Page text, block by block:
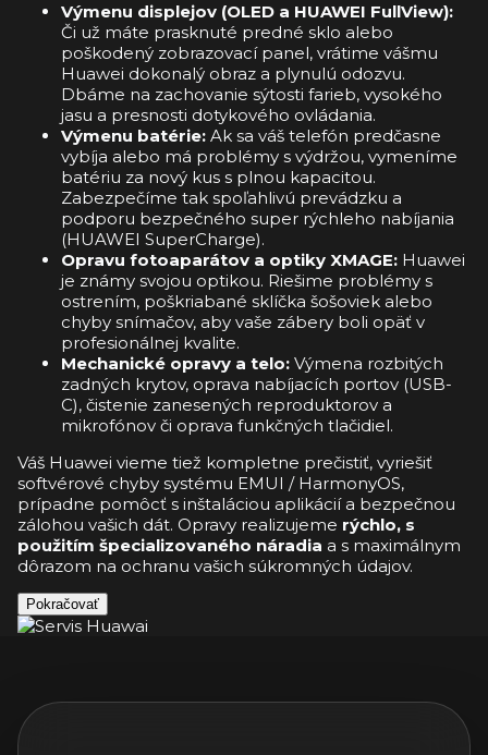
Výmenu displejov (OLED a HUAWEI FullView):
Či už máte prasknuté predné sklo alebo
poškodený zobrazovací panel, vrátime vášmu
Huawei dokonalý obraz a plynulú odozvu.
Dbáme na zachovanie sýtosti farieb, vysokého
jasu a presnosti dotykového ovládania.
Výmenu batérie: Ak sa váš telefón predčasne
vybíja alebo má problémy s výdržou, vymeníme
batériu za nový kus s plnou kapacitou.
Zabezpečíme tak spoľahlivú prevádzku a
podporu bezpečného super rýchleho nabíjania
(HUAWEI SuperCharge).
Opravu fotoaparátov a optiky XMAGE: Huawei
je známy svojou optikou. Riešime problémy s
ostrením, poškriabané sklíčka šošoviek alebo
chyby snímačov, aby vaše zábery boli opäť v
profesionálnej kvalite.
Mechanické opravy a telo: Výmena rozbitých
zadných krytov, oprava nabíjacích portov (USB-
C), čistenie zanesených reproduktorov a
mikrofónov či oprava funkčných tlačidiel.
Váš Huawei vieme tiež kompletne prečistiť, vyriešiť
softvérové chyby systému EMUI / HarmonyOS,
prípadne pomôcť s inštaláciou aplikácií a bezpečnou
zálohou vašich dát. Opravy realizujeme rýchlo, s
použitím špecializovaného náradia a s maximálnym
dôrazom na ochranu vašich súkromných údajov.
Pokračovať